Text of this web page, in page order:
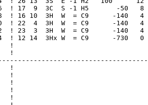
! 17  9  3C  S -1 H5       -50   8
! 16 10  3H  W  = C9      -140   4
! 22  4  3H  W  = C9      -140   4
! 23  3  3H  W  = C9      -140   4
! 12 14  3Hx W  = C9      -730   0
!
!
!
!
!
!
!